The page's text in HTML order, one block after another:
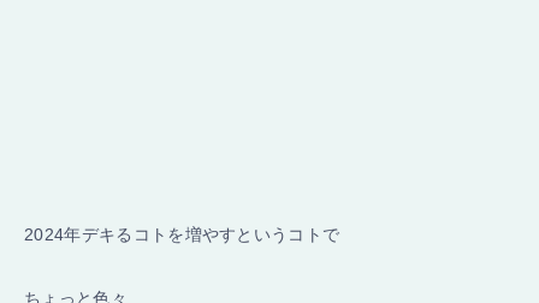
2024年デキるコトを増やすというコトで
ちょっと色々